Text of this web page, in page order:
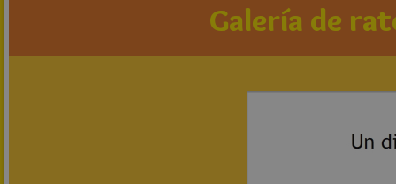
Galería de